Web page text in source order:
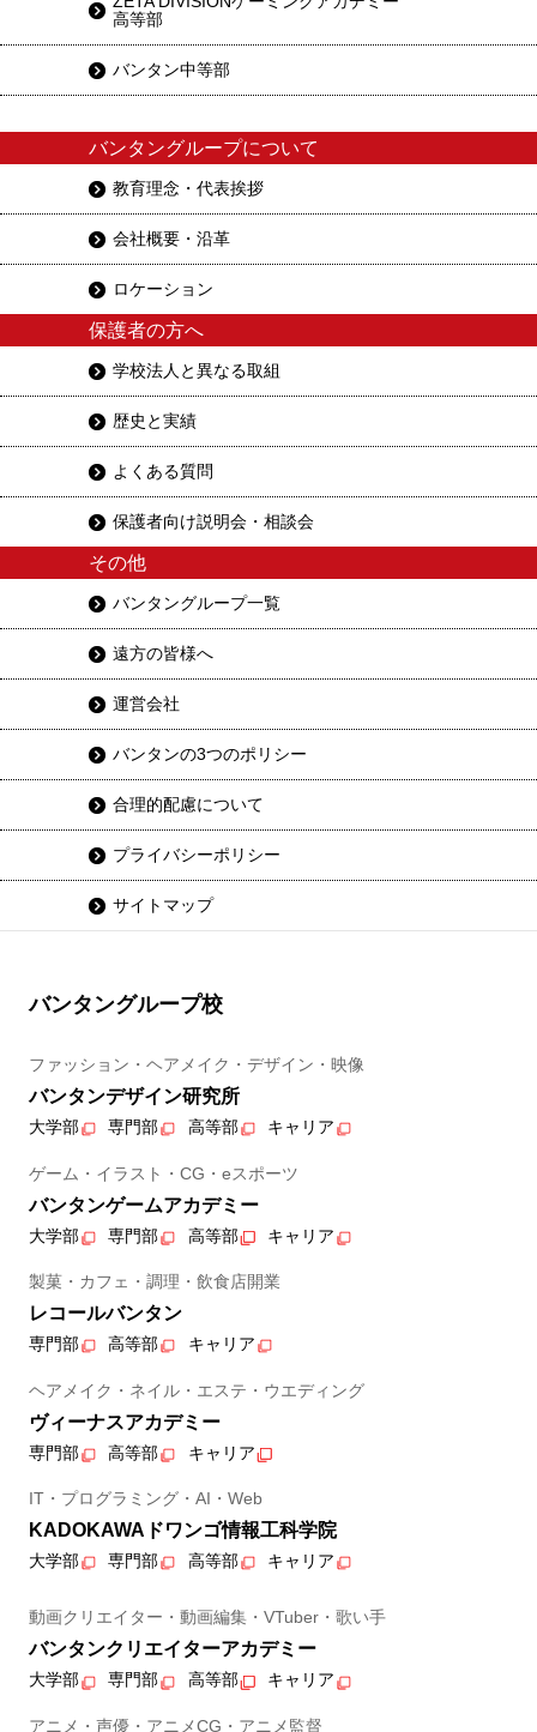
高等部
バンタン中等部
バンタングループについて
教育理念・代表挨拶
会社概要・沿革
ロケーション
保護者の方へ
学校法人と異なる取組
歴史と実績
よくある質問
保護者向け説明会・相談会
その他
バンタングループ一覧
遠方の皆様へ
運営会社
バンタンの3つのポリシー
合理的配慮について
プライバシーポリシー
サイトマップ
バンタングループ校
ファッション・ヘアメイク・デザイン・映像
バンタンデザイン研究所
大学部 専門部 高等部 キャリア
ゲーム・イラスト・CG・eスポーツ
バンタンゲームアカデミー
大学部 専門部 高等部 キャリア
製菓・カフェ・調理・飲食店開業
レコールバンタン
専門部 高等部 キャリア
ヘアメイク・ネイル・エステ・ウエディング
ヴィーナスアカデミー
専門部 高等部 キャリア
IT・プログラミング・AI・Web
KADOKAWAドワンゴ情報工科学院
大学部 専門部 高等部 キャリア
動画クリエイター・動画編集・VTuber・歌い手
バンタンクリエイターアカデミー
大学部 専門部 高等部 キャリア
アニメ・声優・アニメCG・アニメ監督